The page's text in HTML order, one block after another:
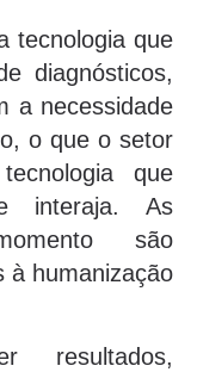
tecnologia que
diagnósticos,
a necessidade
o que o setor
que
interaja. As
são
à humanização
resultados,